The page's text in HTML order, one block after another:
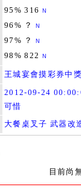
95% 316 N
96% ？ N
97% ？ N
98% 822 N
王城宴會摸彩券中
2012-09-24
可惜
大餐桌叉子 武器改
目前尚